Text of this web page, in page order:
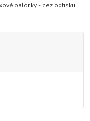
balónky - bez potisku